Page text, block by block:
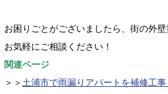
お困りごとがございましたら、街の外
お気軽にご相談ください！
関連ページ
＞＞ 土浦市で雨漏りアパートを補修工